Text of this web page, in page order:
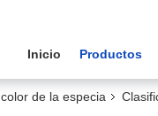
Inicio Productos
de la especia